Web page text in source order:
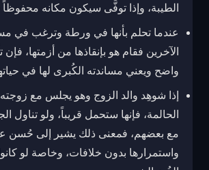
الطيبة، وإذا توفَّى سيكون مكانه
عندما تحلم بأنها في ورطة وترغب في
الآخرين فقام هو بإنقاذها من أزمتها، فإن
واضح ويعني مساندته الكُبرى لها في
إذا شوهِد والد الزوج وهو يجلس مع
الحالمة، فإنها ستحمل قريباً، ولو تناول
مع بعضهم، فمعنى ذلك يشير إلى حُسن
واستمرارها بدون خلافات، وخاصة لو